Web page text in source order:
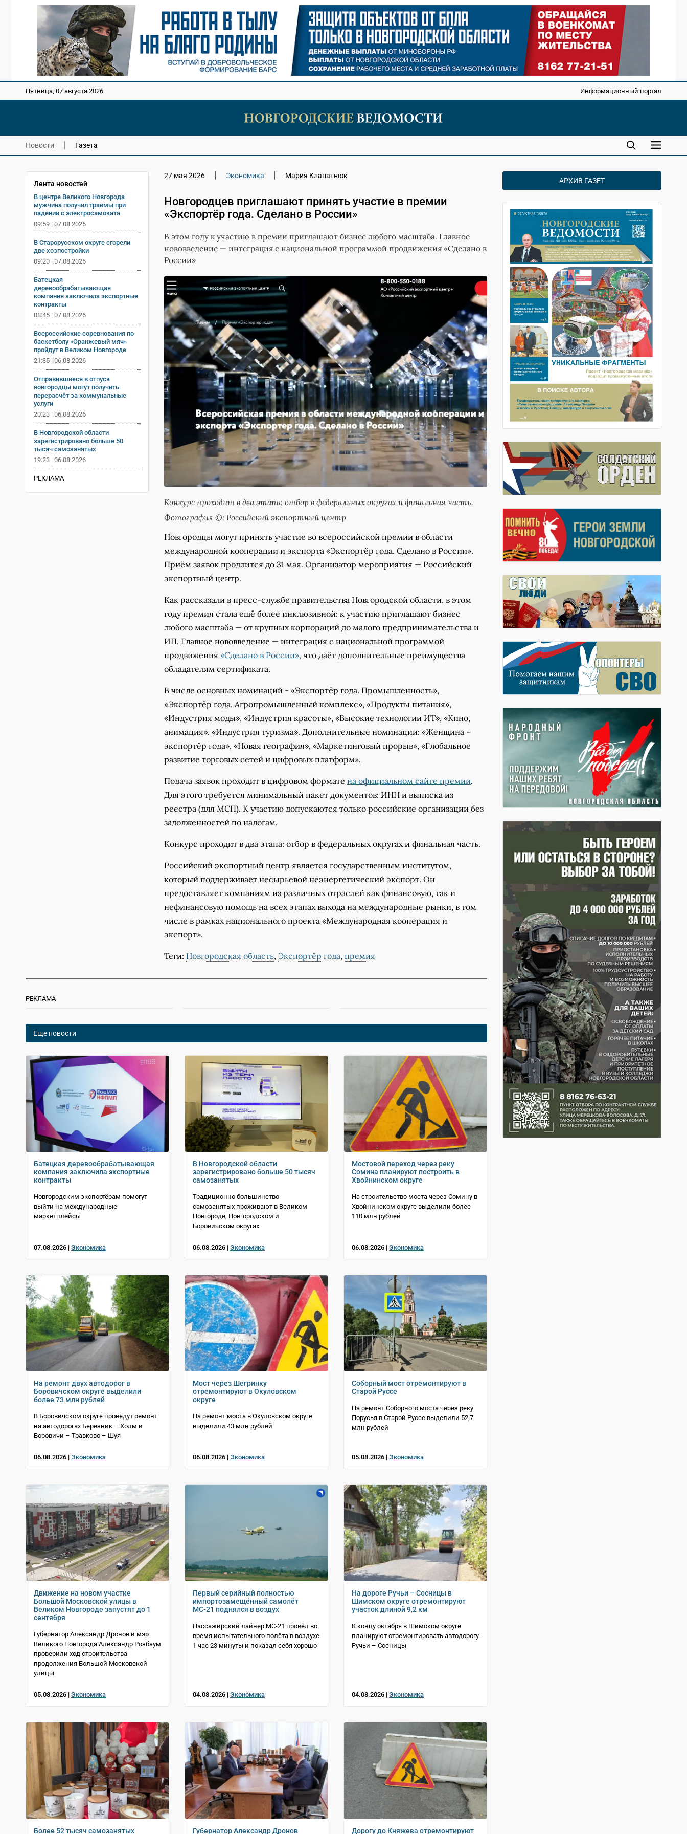
Пятница, 07 августа 2026 Информационный портал
Новости Газета
Лента новостей
В центре Великого Новгорода
мужчина получил травмы при
падении с электросамоката
09:59 | 07.08.2026
В Старорусском округе сгорели
две хозпостройки
09:20 | 07.08.2026
Батецкая
деревообрабатывающая
компания заключила экспортные
контракты
08:45 | 07.08.2026
Всероссийские соревнования по
баскетболу «Оранжевый мяч»
пройдут в Великом Новгороде
21:35 | 06.08.2026
Отправившиеся в отпуск
новгородцы могут получить
перерасчёт за коммунальные
услуги
20:23 | 06.08.2026
В Новгородской области
зарегистрировано больше 50
тысяч самозанятых
19:23 | 06.08.2026
РЕКЛАМА
27 мая 2026 Экономика Мария Клапатнюк
Новгородцев приглашают принять участие в премии
«Экспортёр года. Сделано в России»
В этом году к участию в премии приглашают бизнес любого масштаба. Главное
нововведение — интеграция с национальной программой продвижения «Сделано в
России»
Конкурс проходит в два этапа: отбор в федеральных округах и финальная часть.
Фотография ©: Российский экспортный центр
Новгородцы могут принять участие во всероссийской премии в области
международной кооперации и экспорта «Экспортёр года. Сделано в России».
Приём заявок продлится до 31 мая. Организатор мероприятия — Российский
экспортный центр.
Как рассказали в пресс-службе правительства Новгородской области, в этом
году премия стала ещё более инклюзивной: к участию приглашают бизнес
любого масштаба — от крупных корпораций до малого предпринимательства и
ИП. Главное нововведение — интеграция с национальной программой
продвижения «Сделано в России», что даёт дополнительные преимущества
обладателям сертификата.
В числе основных номинаций - «Экспортёр года. Промышленность»,
«Экспортёр года. Агропромышленный комплекс», «Продукты питания»,
«Индустрия моды», «Индустрия красоты», «Высокие технологии ИТ», «Кино,
анимация», «Индустрия туризма». Дополнительные номинации: «Женщина –
экспортёр года», «Новая география», «Маркетинговый прорыв», «Глобальное
развитие торговых сетей и цифровых платформ».
Подача заявок проходит в цифровом формате на официальном сайте премии.
Для этого требуется минимальный пакет документов: ИНН и выписка из
реестра (для МСП). К участию допускаются только российские организации без
задолженностей по налогам.
Конкурс проходит в два этапа: отбор в федеральных округах и финальная часть.
Российский экспортный центр является государственным институтом,
который поддерживает несырьевой неэнергетический экспорт. Он
предоставляет компаниям из различных отраслей как финансовую, так и
нефинансовую помощь на всех этапах выхода на международные рынки, в том
числе в рамках национального проекта «Международная кооперация и
экспорт».
Теги: Новгородская область, Экспортёр года, премия
РЕКЛАМА
Еще новости
Батецкая деревообрабатывающая
компания заключила экспортные
контракты
Новгородским экспортёрам помогут
выйти на международные
маркетплейсы
07.08.2026 | Экономика
В Новгородской области
зарегистрировано больше 50 тысяч
самозанятых
Традиционно большинство
самозанятых проживают в Великом
Новгороде, Новгородском и
Боровичском округах
06.08.2026 | Экономика
Мостовой переход через реку
Сомина планируют построить в
Хвойнинском округе
На строительство моста через Сомину в
Хвойнинском округе выделили более
110 млн рублей
06.08.2026 | Экономика
На ремонт двух автодорог в
Боровичском округе выделили
более 73 млн рублей
В Боровичском округе проведут ремонт
на автодорогах Березник – Холм и
Боровичи – Травково – Шуя
06.08.2026 | Экономика
Мост через Шегринку
отремонтируют в Окуловском
округе
На ремонт моста в Окуловском округе
выделили 43 млн рублей
06.08.2026 | Экономика
Соборный мост отремонтируют в
Старой Руссе
На ремонт Соборного моста через реку
Порусья в Старой Руссе выделили 52,7
млн рублей
05.08.2026 | Экономика
Движение на новом участке
Большой Московской улицы в
Великом Новгороде запустят до 1
сентября
Губернатор Александр Дронов и мэр
Великого Новгорода Александр Розбаум
проверили ход строительства
продолжения Большой Московской
улицы
05.08.2026 | Экономика
Первый серийный полностью
импортозамещённый самолёт
МС-21 поднялся в воздух
Пассажирский лайнер МС-21 провёл во
время испытательного полёта в воздухе
1 час 23 минуты и показал себя хорошо
04.08.2026 | Экономика
На дороге Ручьи – Сосницы в
Шимском округе отремонтируют
участок длиной 9,2 км
К концу октября в Шимском округе
планируют отремонтировать автодорогу
Ручьи – Сосницы
04.08.2026 | Экономика
Более 52 тысяч самозанятых Губернатор Александр Дронов Дорогу до Княжева отремонтируют
АРХИВ ГАЗЕТ